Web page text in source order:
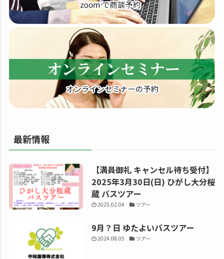
す
る
最新情報
【満員御礼 キャンセル待ち受付】
2025年3月30日(日) ひがし大分桜
蔵 バスツアー
2025.02.04 ツアー
9月？日 ゆたよいバスツアー
2024.08.05 ツアー